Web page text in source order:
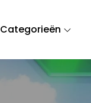
Categorieën